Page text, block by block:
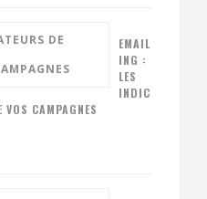
EMAIL
ING :
LES
INDIC
VOS CAMPAGNES